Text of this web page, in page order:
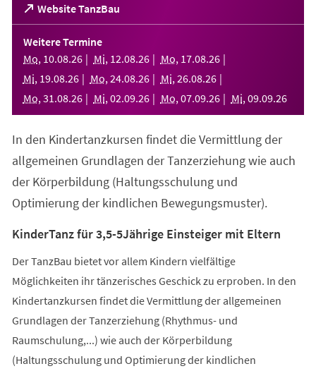
Website TanzBau
(Öffnet
in
einem
neuen
Tab)
Weitere Termine
Mo, 10.08.26 Mi, 12.08.26 Mo, 17.08.26
Mi, 19.08.26 Mo, 24.08.26 Mi, 26.08.26
Mo, 31 .08.26 Mi, 02.09.26 Mo, 07.09.26 Mi, 09.09.26
In den Kindertanzkursen findet die Vermittlung der
allgemeinen Grundlagen der Tanzerziehung wie auch
der Körperbildung (Haltungsschulung und
Optimierung der kindlichen Bewegungsmuster).
KinderTanz für 3,5-5Jährige Einsteiger mit Eltern
Der TanzBau bietet vor allem Kindern vielfältige
Möglichkeiten ihr tänzerisches Geschick zu erproben. In den
Kindertanzkursen findet die Vermittlung der allgemeinen
Grundlagen der Tanzerziehung (Rhythmus- und
Raumschulung,...) wie auch der Körperbildung
(Haltungsschulung und Optimierung der kindlichen